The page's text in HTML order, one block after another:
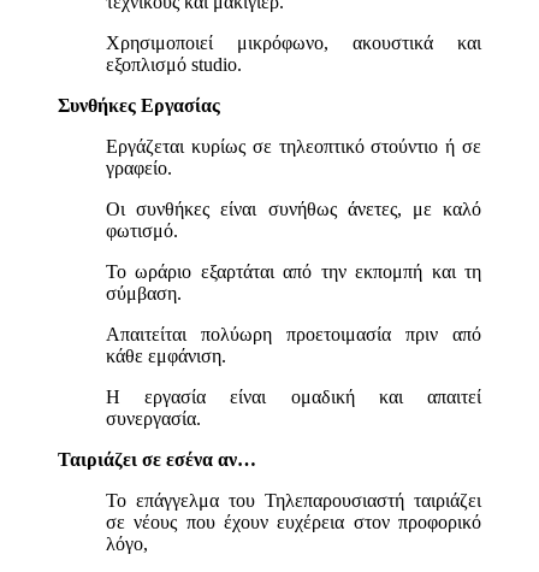
Χρησιμοποιεί μικρόφωνο, ακουστικά και
εξοπλισμό studio.
Συνθήκες Εργασίας
Εργάζεται κυρίως σε τηλεοπτικό στούντιο ή σε
γραφείο.
Οι συνθήκες είναι συνήθως άνετες, με καλό
φωτισμό.
Το ωράριο εξαρτάται από την εκπομπή και τη
σύμβαση.
Απαιτείται πολύωρη προετοιμασία πριν από
κάθε εμφάνιση.
Η εργασία είναι ομαδική και απαιτεί
συνεργασία.
Ταιριάζει σε εσένα αν…
Το επάγγελμα του Τηλεπαρουσιαστή ταιριάζει
σε νέους που έχουν ευχέρεια στον προφορικό
λόγο,